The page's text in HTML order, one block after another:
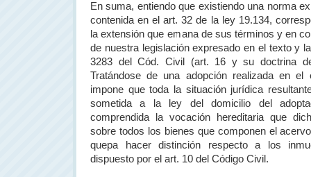
En suma, entiendo que existiendo una norma
contenida en el art. 32 de la ley 19.134,
la extensión que emana de sus términos y en
de nuestra legislación expresado en el texto y
3283 del Cód. Civil (art. 16 y su doctrina
Tratándose de una adopción realizada en el
impone que toda la situación jurídica
sometida a la ley del domicilio del
comprendida la vocación hereditaria que
sobre todos los bienes que componen el
quepa hacer distinción respecto a los
dispuesto por el art. 10 del Código Civil.